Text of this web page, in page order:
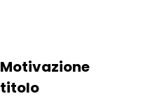
Motivazione
titolo